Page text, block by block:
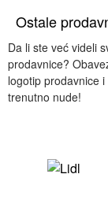
Ostale
Da li ste već videli
prodavnice?
logotip prodavnice
trenutno nude!